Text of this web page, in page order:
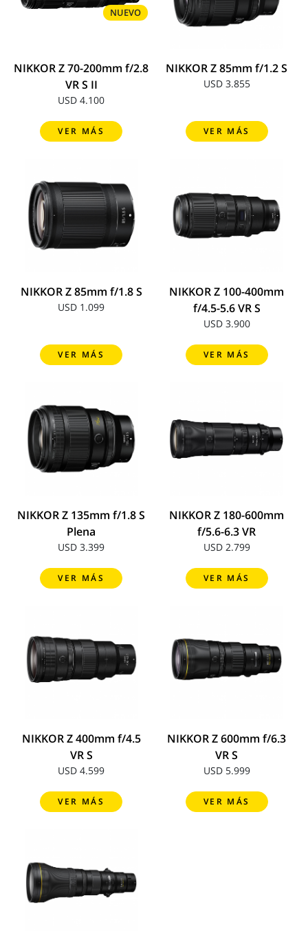
NUEVO
NIKKOR Z 70-200mm f/2.8
VR S II
USD 4.100
VER MÁS
NIKKOR Z 85mm f/1.2 S
USD 3.855
VER MÁS
NIKKOR Z 85mm f/1.8 S
USD 1.099
VER MÁS
NIKKOR Z 100-400mm
f/4.5-5.6 VR S
USD 3.900
VER MÁS
NIKKOR Z 135mm f/1.8 S
Plena
USD 3.399
VER MÁS
NIKKOR Z 180-600mm
f/5.6-6.3 VR
USD 2.799
VER MÁS
NIKKOR Z 400mm f/4.5
VR S
USD 4.599
VER MÁS
NIKKOR Z 600mm f/6.3
VR S
USD 5.999
VER MÁS